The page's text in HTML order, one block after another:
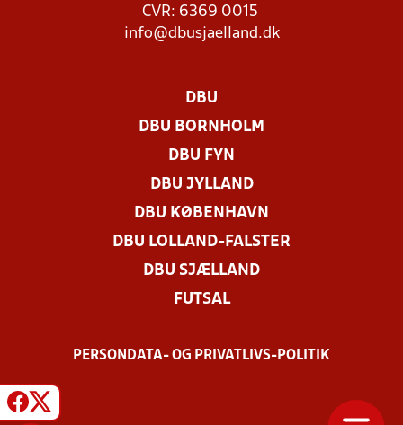
CVR: 6369 0015
info@dbusjaelland.dk
DBU
DBU BORNHOLM
DBU FYN
DBU JYLLAND
DBU KØBENHAVN
DBU LOLLAND-FALSTER
DBU SJÆLLAND
FUTSAL
PERSONDATA- OG PRIVATLIVS-POLITIK